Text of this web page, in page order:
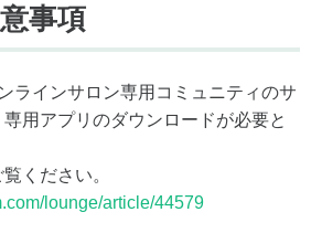
事項
ラインサロン専用コミュニティのサ
用アプリのダウンロードが必要と
ください。
lounge/article/44579